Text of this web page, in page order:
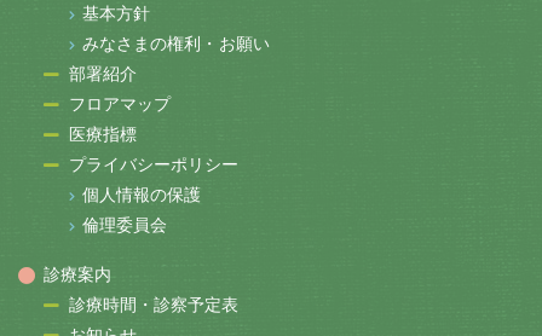
基本方針
みなさまの権利・お願い
部署紹介
フロアマップ
医療指標
プライバシーポリシー
個人情報の保護
倫理委員会
診療案内
診療時間・診察予定表